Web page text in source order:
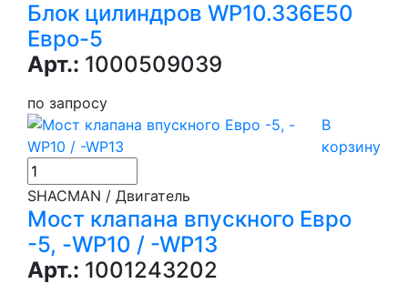
Блок цилиндров WP10.336E50
Евро-5
Арт.: 1000509039
по запросу
В
корзину
SHACMAN / Двигатель
Мост клапана впускного Евро
-5, -WP10 / -WP13
Арт.: 1001243202